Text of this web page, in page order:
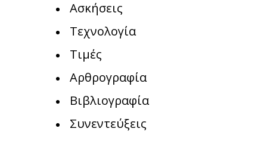
Ασκήσεις
Τεχνολογία
Τιμές
Αρθρογραφία
Βιβλιογραφία
Συνεντεύξεις